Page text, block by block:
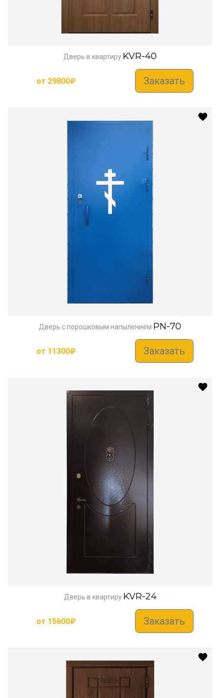
Дверь в квартиру KVR-40
от 29800₽ Заказать
Дверь с порошковым напылением PN-70
от 11300₽ Заказать
Дверь в квартиру KVR-24
от 15600₽ Заказать